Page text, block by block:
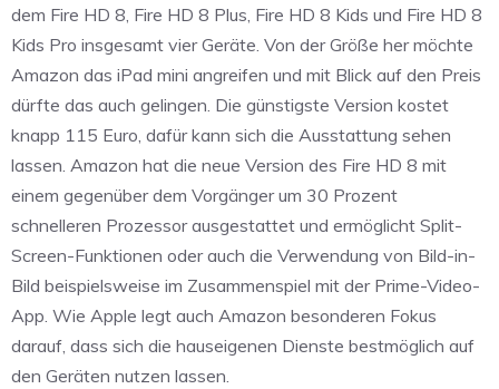
dem Fire HD 8, Fire HD 8 Plus, Fire HD 8 Kids und Fire HD 8
Kids Pro insgesamt vier Geräte. Von der Größe her möchte
Amazon das iPad mini angreifen und mit Blick auf den Preis
dürfte das auch gelingen. Die günstigste Version kostet
knapp 115 Euro, dafür kann sich die Ausstattung sehen
lassen. Amazon hat die neue Version des Fire HD 8 mit
einem gegenüber dem Vorgänger um 30 Prozent
schnelleren Prozessor ausgestattet und ermöglicht Split-
Screen-Funktionen oder auch die Verwendung von Bild-in-
Bild beispielsweise im Zusammenspiel mit der Prime-Video-
App. Wie Apple legt auch Amazon besonderen Fokus
darauf, dass sich die hauseigenen Dienste bestmöglich auf
den Geräten nutzen lassen.